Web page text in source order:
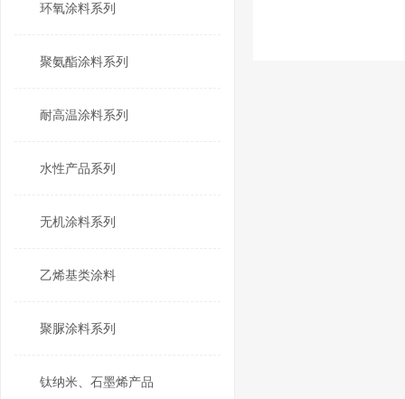
环氧涂料系列
聚氨酯涂料系列
耐高温涂料系列
水性产品系列
无机涂料系列
乙烯基类涂料
聚脲涂料系列
钛纳米、石墨烯产品